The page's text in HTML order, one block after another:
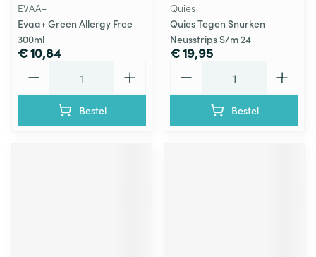
EVAA+
Evaa+ Green Allergy Free
300ml
€ 10,84
Bestel
Quies
Quies Tegen Snurken
Neusstrips S/m 24
€ 19,95
Bestel